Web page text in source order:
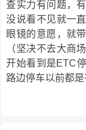
查实力有问题，
没说看不见就一
眼镜的意愿，就
（坚决不去大商
开始看到是ETC
路边停车以前都是